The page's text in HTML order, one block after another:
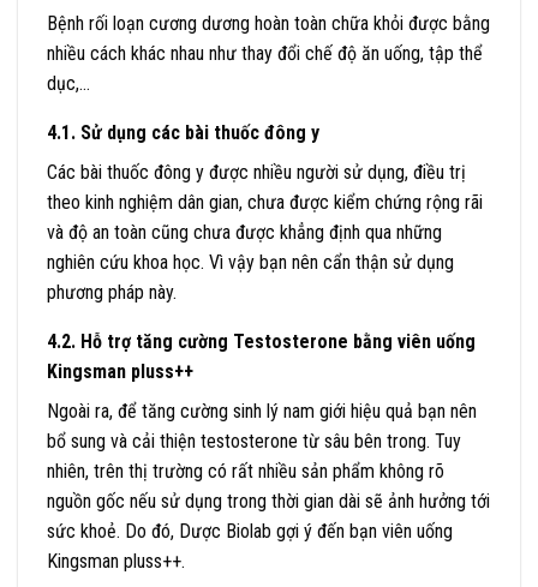
Bệnh rối loạn cương dương hoàn toàn chữa khỏi được bằng
nhiều cách khác nhau như thay đổi chế độ ăn uống, tập thể
dục,…
4.1. Sử dụng các bài thuốc đông y
Các bài thuốc đông y được nhiều người sử dụng, điều trị
theo kinh nghiệm dân gian, chưa được kiểm chứng rộng rãi
và độ an toàn cũng chưa được khẳng định qua những
nghiên cứu khoa học. Vì vậy bạn nên cẩn thận sử dụng
phương pháp này.
4.2. Hỗ trợ tăng cường Testosterone bằng viên uống
Kingsman pluss++
Ngoài ra, để tăng cường sinh lý nam giới hiệu quả bạn nên
bổ sung và cải thiện testosterone từ sâu bên trong. Tuy
nhiên, trên thị trường có rất nhiều sản phẩm không rõ
nguồn gốc nếu sử dụng trong thời gian dài sẽ ảnh hưởng tới
sức khoẻ. Do đó, Dược Biolab gợi ý đến bạn viên uống
Kingsman pluss++.